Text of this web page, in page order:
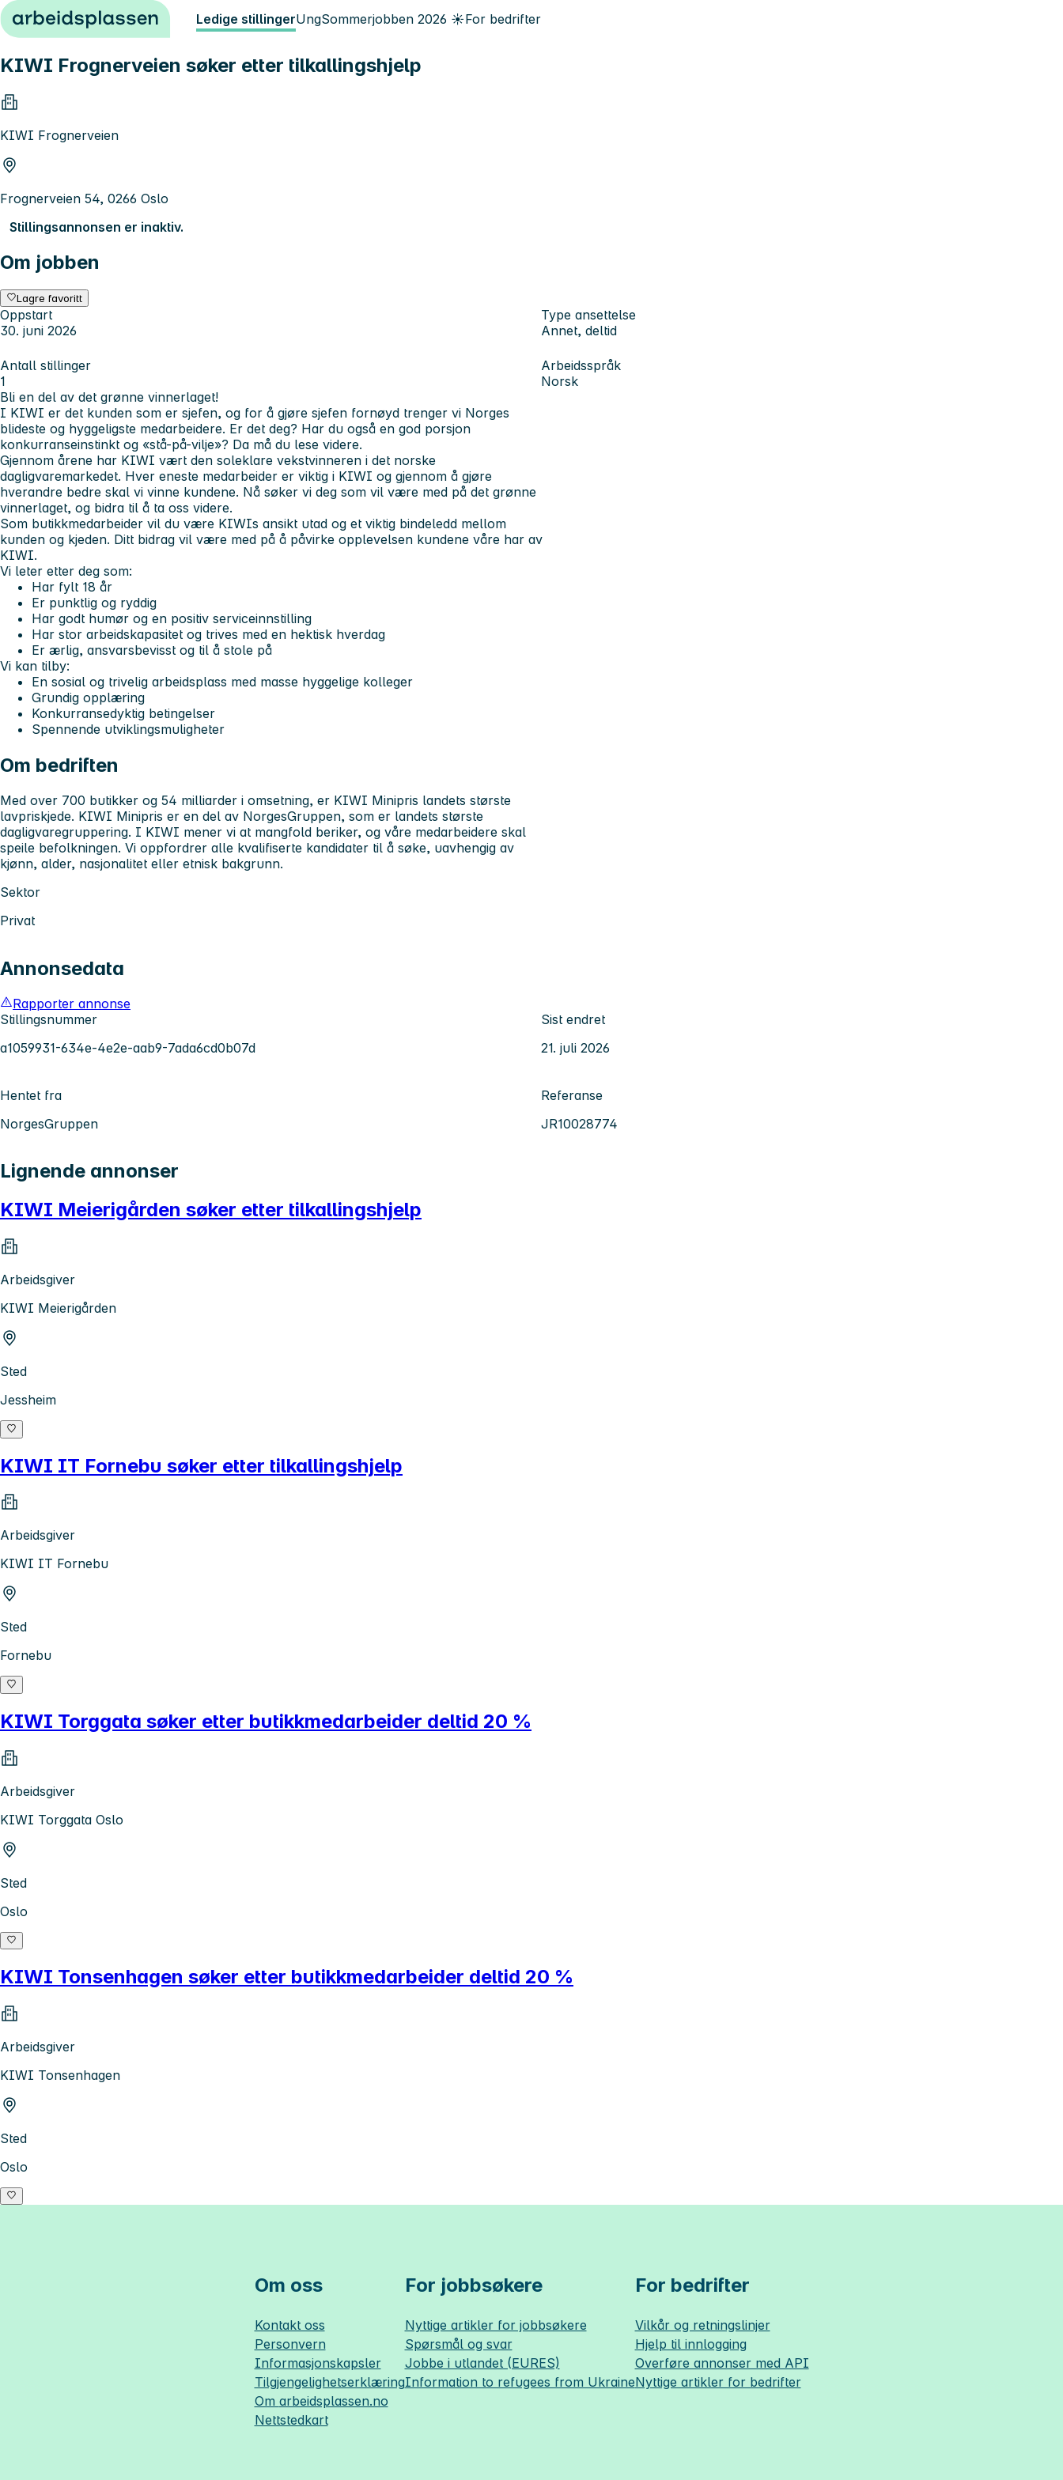
Hopp til innhold Ledige stillingerUngSommerjobben 2026 ☀️For bedrifter
KIWI Frognerveien søker etter tilkallingshjelp
KIWI Frognerveien
Frognerveien 54, 0266 Oslo
Stillingsannonsen er inaktiv.
Om jobben
Lagre favoritt
Oppstart
30. juni 2026
Type ansettelse
Annet, deltid
Antall stillinger
1
Arbeidsspråk
Norsk
Bli en del av det grønne vinnerlaget!
I KIWI er det kunden som er sjefen, og for å gjøre sjefen fornøyd trenger vi Norges
blideste og hyggeligste medarbeidere. Er det deg? Har du også en god porsjon
konkurranseinstinkt og «stå-på-vilje»? Da må du lese videre.
Gjennom årene har KIWI vært den soleklare vekstvinneren i det norske
dagligvaremarkedet. Hver eneste medarbeider er viktig i KIWI og gjennom å gjøre
hverandre bedre skal vi vinne kundene. Nå søker vi deg som vil være med på det grønne
vinnerlaget, og bidra til å ta oss videre.
Som butikkmedarbeider vil du være KIWIs ansikt utad og et viktig bindeledd mellom
kunden og kjeden. Ditt bidrag vil være med på å påvirke opplevelsen kundene våre har av
KIWI.
Vi leter etter deg som:
Har fylt 18 år
Er punktlig og ryddig
Har godt humør og en positiv serviceinnstilling
Har stor arbeidskapasitet og trives med en hektisk hverdag
Er ærlig, ansvarsbevisst og til å stole på
Vi kan tilby:
En sosial og trivelig arbeidsplass med masse hyggelige kolleger
Grundig opplæring
Konkurransedyktig betingelser
Spennende utviklingsmuligheter
Om bedriften
Med over 700 butikker og 54 milliarder i omsetning, er KIWI Minipris landets største
lavpriskjede. KIWI Minipris er en del av NorgesGruppen, som er landets største
dagligvaregruppering. I KIWI mener vi at mangfold beriker, og våre medarbeidere skal
speile befolkningen. Vi oppfordrer alle kvalifiserte kandidater til å søke, uavhengig av
kjønn, alder, nasjonalitet eller etnisk bakgrunn.
Sektor
Privat
Annonsedata
Rapporter annonse
Stillingsnummer
a1059931-634e-4e2e-aab9-7ada6cd0b07d
Sist endret
21. juli 2026
Hentet fra
NorgesGruppen
Referanse
JR10028774
Lignende annonser
KIWI Meierigården søker etter tilkallingshjelp
Arbeidsgiver
KIWI Meierigården
Sted
Jessheim
KIWI IT Fornebu søker etter tilkallingshjelp
Arbeidsgiver
KIWI IT Fornebu
Sted
Fornebu
KIWI Torggata søker etter butikkmedarbeider deltid 20 %
Arbeidsgiver
KIWI Torggata Oslo
Sted
Oslo
KIWI Tonsenhagen søker etter butikkmedarbeider deltid 20 %
Arbeidsgiver
KIWI Tonsenhagen
Sted
Oslo
Om oss
Kontakt oss
Personvern
Informasjonskapsler
Tilgjengelighetserklæring
Om arbeidsplassen.no
Nettstedkart
For jobbsøkere
Nyttige artikler for jobbsøkere
Spørsmål og svar
Jobbe i utlandet (EURES)
Information to refugees from Ukraine
For bedrifter
Vilkår og retningslinjer
Hjelp til innlogging
Overføre annonser med API
Nyttige artikler for bedrifter